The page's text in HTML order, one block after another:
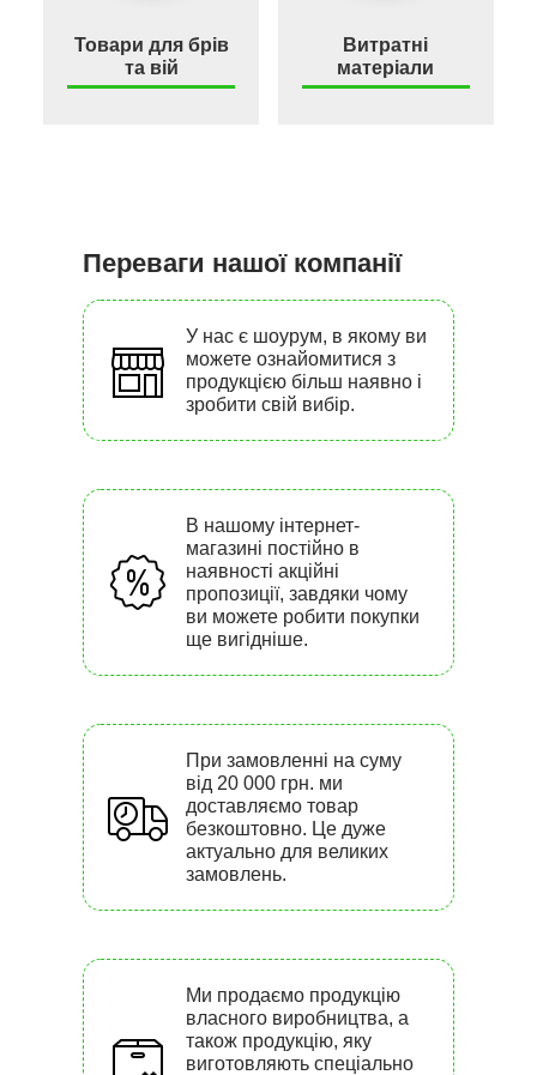
Товари для брів
та вій
Витратні
матеріали
Переваги нашої компанії
У нас є шоурум, в якому ви
можете ознайомитися з
продукцією більш наявно і
зробити свій вибір.
В нашому інтернет-
магазині постійно в
наявності акційні
пропозиції, завдяки чому
ви можете робити покупки
ще вигідніше.
При замовленні на суму
від 20 000 грн. ми
доставляємо товар
безкоштовно. Це дуже
актуально для великих
замовлень.
Ми продаємо продукцію
власного виробництва, а
також продукцію, яку
виготовляють спеціально